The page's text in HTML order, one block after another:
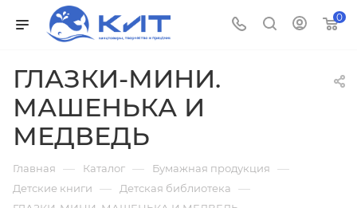
0
ГЛАЗКИ-МИНИ.
МАШЕНЬКА И
МЕДВЕДЬ
Главная — Каталог — Бумажная продукция —
Детские книги — Детская библиотека —